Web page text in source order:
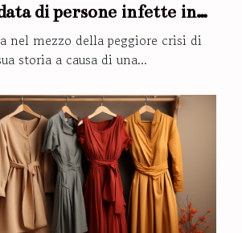
di persone infette in
influenzare
il resto dei paesi della
nel mezzo della peggiore crisi di
storia a causa di una...